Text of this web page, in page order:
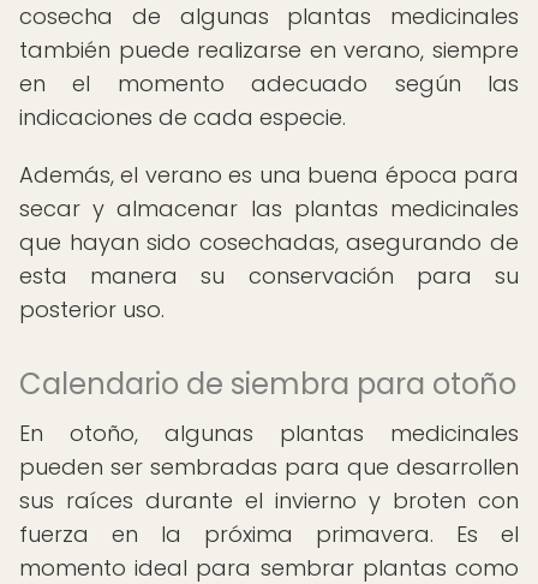
cosecha de algunas plantas medicinales
también puede realizarse en verano, siempre
en el momento adecuado según las
indicaciones de cada especie.
Además, el verano es una buena época para
secar y almacenar las plantas medicinales
que hayan sido cosechadas, asegurando de
esta manera su conservación para su
posterior uso.
Calendario de siembra para otoño
En otoño, algunas plantas medicinales
pueden ser sembradas para que desarrollen
sus raíces durante el invierno y broten con
fuerza en la próxima primavera. Es el
momento ideal para sembrar plantas como